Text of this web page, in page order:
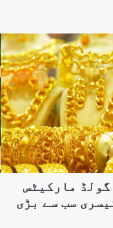
مارکیٹس
سب سے بڑی